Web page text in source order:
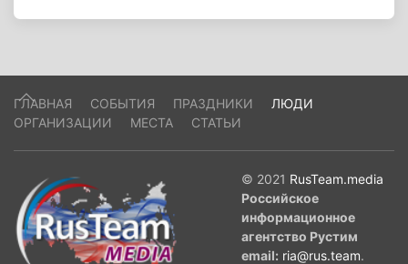
ГЛАВНАЯ СОБЫТИЯ ПРАЗДНИКИ
ЛЮДИ
ОРГАНИЗАЦИИ
МЕСТА СТАТЬИ
© 2021 RusTeam.media
Российское
информационное
агентство Рустим
email: ria@rus.team.